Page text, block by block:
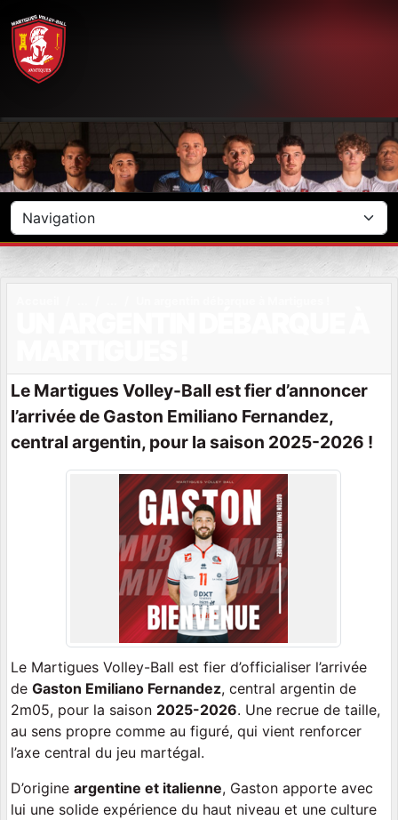
Le Martigues Volley-Ball est fier d’annoncer
l’arrivée de Gaston Emiliano Fernandez,
central argentin, pour la saison 2025-2026 !
Le Martigues Volley-Ball est fier d’officialiser l’arrivée
de Gaston Emiliano Fernandez, central argentin de
2m05, pour la saison 2025-2026. Une recrue de taille,
au sens propre comme au figuré, qui vient renforcer
l’axe central du jeu martégal.
D’origine argentine et italienne, Gaston apporte avec
lui une solide expérience du haut niveau et une culture
Panneau de gestion des cookies